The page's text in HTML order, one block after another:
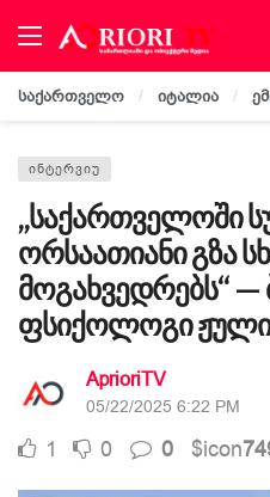
საქართველო იტალია
ᲘᲜᲢᲔᲠᲕᲘᲣ
„საქართველოში
ორსაათიანი გზა
მოგახვედრებს“
ფსიქოლოგი
AprioriTV
05/22/2025 6:22 PM
1 0 0 $icon